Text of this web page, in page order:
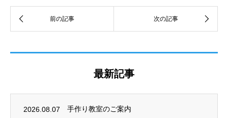
最新記事
2026.08.07 手作り教室のご案内